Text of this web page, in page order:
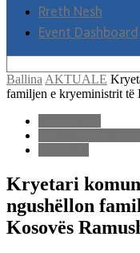
Rreth Nesh
Event Dashboard
Ballina AKTUALE
familjen e kryeministrit të
Kryetari
ngushëllon
Kosovës